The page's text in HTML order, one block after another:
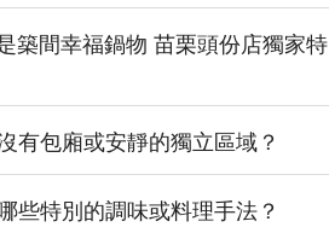
築間幸福鍋物 苗栗頭份店獨家特
有包廂或安靜的獨立區域？
些特別的調味或料理手法？